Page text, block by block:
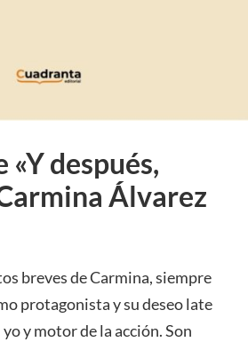
«Y después,
Álvarez
breves de Carmina, siempre
protagonista y su deseo late
y motor de la acción. Son